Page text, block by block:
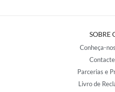
SOBRE
Conheça-
Parcerias e
Livro de